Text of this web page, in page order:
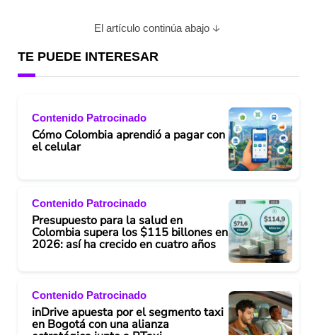
El artículo continúa abajo
TE PUEDE INTERESAR
Contenido Patrocinado
Cómo Colombia aprendió a pagar con
el celular
Contenido Patrocinado
Presupuesto para la salud en
Colombia supera los $115 billones en
2026: así ha crecido en cuatro años
Contenido Patrocinado
inDrive apuesta por el segmento taxi
en Bogotá con una alianza